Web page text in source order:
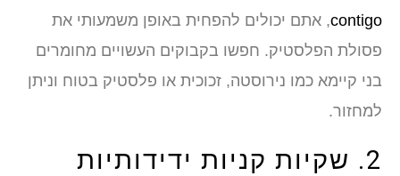
contigo, אתם יכולים להפחית באופן משמעותי את
פסולת הפלסטיק. חפשו בקבוקים העשויים מחומרים
בני קיימא כמו נירוסטה, זכוכית או פלסטיק בטוח וניתן
למחזור.
2. שקיות קניות ידידותיות